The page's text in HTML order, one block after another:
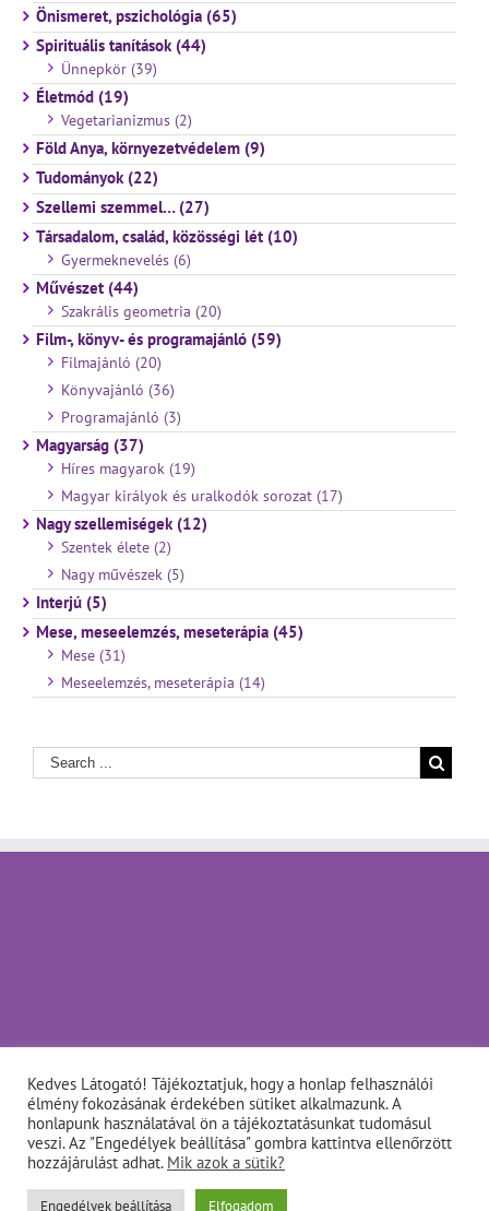
Önismeret, pszichológia (65)
Spirituális tanítások (44)
Ünnepkör (39)
Életmód (19)
Vegetarianizmus (2)
Föld Anya, környezetvédelem (9)
Tudományok (22)
Szellemi szemmel… (27)
Társadalom, család, közösségi lét (10)
Gyermeknevelés (6)
Művészet (44)
Szakrális geometria (20)
Film-, könyv- és programajánló (59)
Filmajánló (20)
Könyvajánló (36)
Programajánló (3)
Magyarság (37)
Híres magyarok (19)
Magyar királyok és uralkodók sorozat (17)
Nagy szellemiségek (12)
Szentek élete (2)
Nagy művészek (5)
Interjú (5)
Mese, meseelemzés, meseterápia (45)
Mese (31)
Meseelemzés, meseterápia (14)
Copyright © Napfényes Élet Alapítvány - info@napfenyes.hu •
Kedves Látogató! Tájékoztatjuk, hogy a honlap felhasználói
élmény fokozásának érdekében sütiket alkalmazunk. A
honlapunk használatával ön a tájékoztatásunkat tudomásul
veszi. Az "Engedélyek beállítása" gombra kattintva ellenőrzött
hozzájárulást adhat. Mik azok a sütik?
Engedélyek beállítása Elfogadom